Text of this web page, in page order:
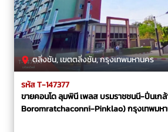
ตลิ่งชัน, เขตตลิ่งชัน, กรุงเทพมหานคร
รหัส T-147377
ขายคอนโด ลุมพินี เพลส บรมราชชนนี-ปิ่นเก
Boromratchaconni-Pinklao) กรุงเทพมห